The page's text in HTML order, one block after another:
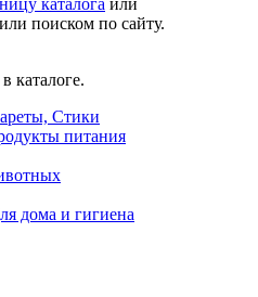
каталога или
поиском по сайту.
каталоге.
Стики
питания
дома и гигиена